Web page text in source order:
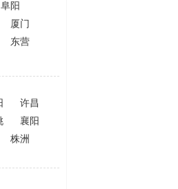
阜阳
厦门
东营
许昌
襄阳
株洲